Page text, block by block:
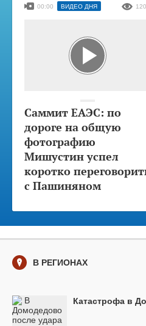
Саммит ЕАЭС: по
дороге на общую
фотографию
Мишустин успел
коротко
с Пашиняном
00:00 ВИДЕО ДНЯ
В РЕГИОНАХ
Катастрофа в